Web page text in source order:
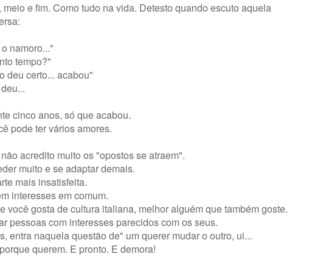
e fim. Como tudo na vida. Detesto quando escuto aquela
namoro..."
tempo?"
deu certo... acabou"
cinco anos, só que acabou.
pode ter vários amores.
acredito muito os "opostos se atraem".
muito e se adaptar demais.
mais insatisfeita.
interesses em comum.
gosta de cultura italiana, melhor alguém que também goste.
pessoas com interesses parecidos com os seus.
entra naquela questão de" um querer mudar o outro, ui...
querem. E pronto. E demora!